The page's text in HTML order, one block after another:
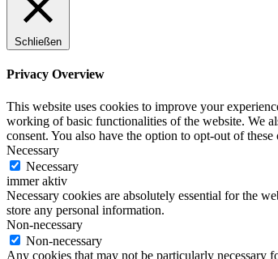
Schließen
Privacy Overview
This website uses cookies to improve your
working of basic functionalities of the website. We
consent. You also have the option to opt-out of
Necessary
Necessary
immer aktiv
Necessary cookies are absolutely essential for the
store any personal information.
Non-necessary
Non-necessary
Any cookies that may not be particularly necessary